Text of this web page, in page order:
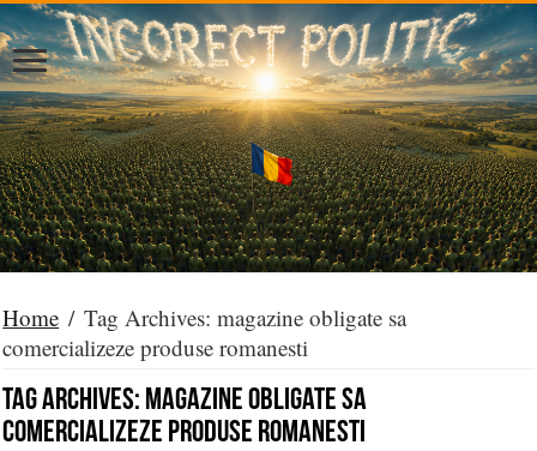
Home / Tag Archives: magazine obligate sa
comercializeze produse romanesti
Tag Archives: magazine obligate sa
comercializeze produse romanesti